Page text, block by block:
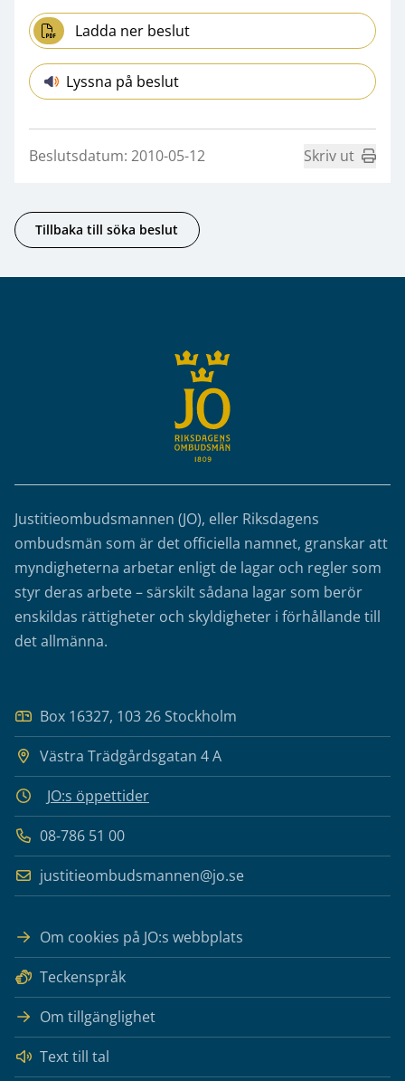
Ladda ner beslut
Lyssna på beslut
Beslutsdatum: 2010-05-12 Skriv ut
Tillbaka till söka beslut
Justitieombudsmannen (JO), eller Riksdagens
ombudsmän som är det officiella namnet, granskar att
myndigheterna arbetar enligt de lagar och regler som
styr deras arbete – särskilt sådana lagar som berör
enskildas rättigheter och skyldigheter i förhållande till
det allmänna.
Box 16327, 103 26 Stockholm
Västra Trädgårdsgatan 4 A
JO:s öppettider
08-786 51 00
justitieombudsmannen@jo.se
Om cookies på JO:s webbplats
Teckenspråk
Om tillgänglighet
Text till tal